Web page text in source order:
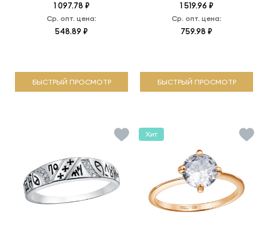
1 097.78 ₽
Ср. опт. цена:
548.89 ₽
БЫСТРЫЙ ПРОСМОТР
1 519.96 ₽
Ср. опт. цена:
759.98 ₽
БЫСТРЫЙ ПРОСМОТР
Хит